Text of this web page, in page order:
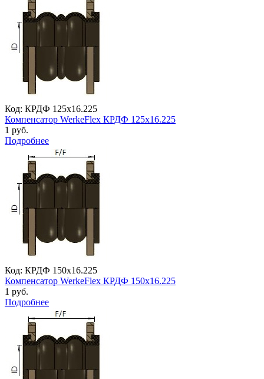
Код: КРДФ 125х16.225
Компенсатор WerkeFlex КРДФ 125х16.225
1 руб.
Подробнее
Код: КРДФ 150х16.225
Компенсатор WerkeFlex КРДФ 150х16.225
1 руб.
Подробнее